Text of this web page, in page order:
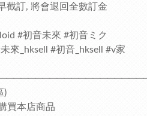
截訂, 將會退回全數訂金
#初音未來 #初音ミク
來_hksell #初音_hksell #v家
)
買本店商品